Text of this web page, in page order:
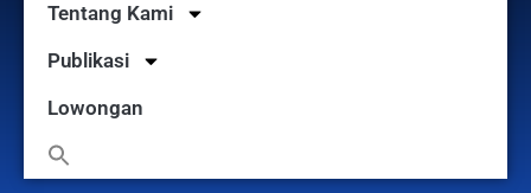
Tentang Kami
Publikasi
Lowongan